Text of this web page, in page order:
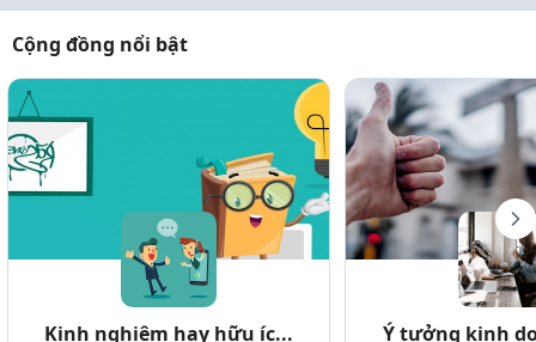
Cộng đồng nổi bật
Kinh nghiệm hay hữu íc... Ý tưởng kinh